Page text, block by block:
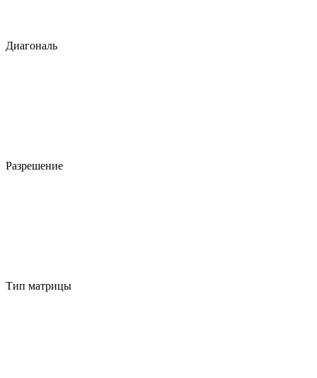
Диагональ
Разрешение
Тип матрицы